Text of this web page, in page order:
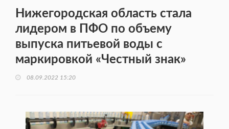
Нижегородская область стала
лидером в ПФО по объему
выпуска питьевой воды с
маркировкой «Честный знак»
08.09.2022 15:20